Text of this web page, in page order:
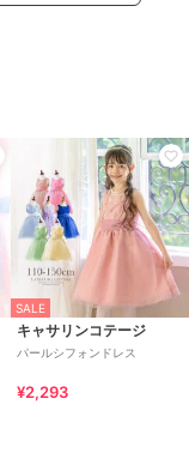
SALE
キャサリンコテージ
パールシフォンドレス
¥2,293